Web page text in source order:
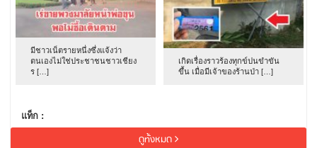
มีชาวเน็ตรายหนึ่งซึ่งแจ้งว่า
ตนเองไม่ใช่ประชาชนชาวเชียง
ร […]
เกิดเรื่องราวร้องทุกข์ปนขำขัน
ขึ้น เมื่อมีเจ้าของร้านป่า […]
แท็ก :
ดูทั้งหมด